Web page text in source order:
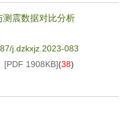
震数据对比分析
j.dzkxjz.2023-083
[PDF 1908KB](38)